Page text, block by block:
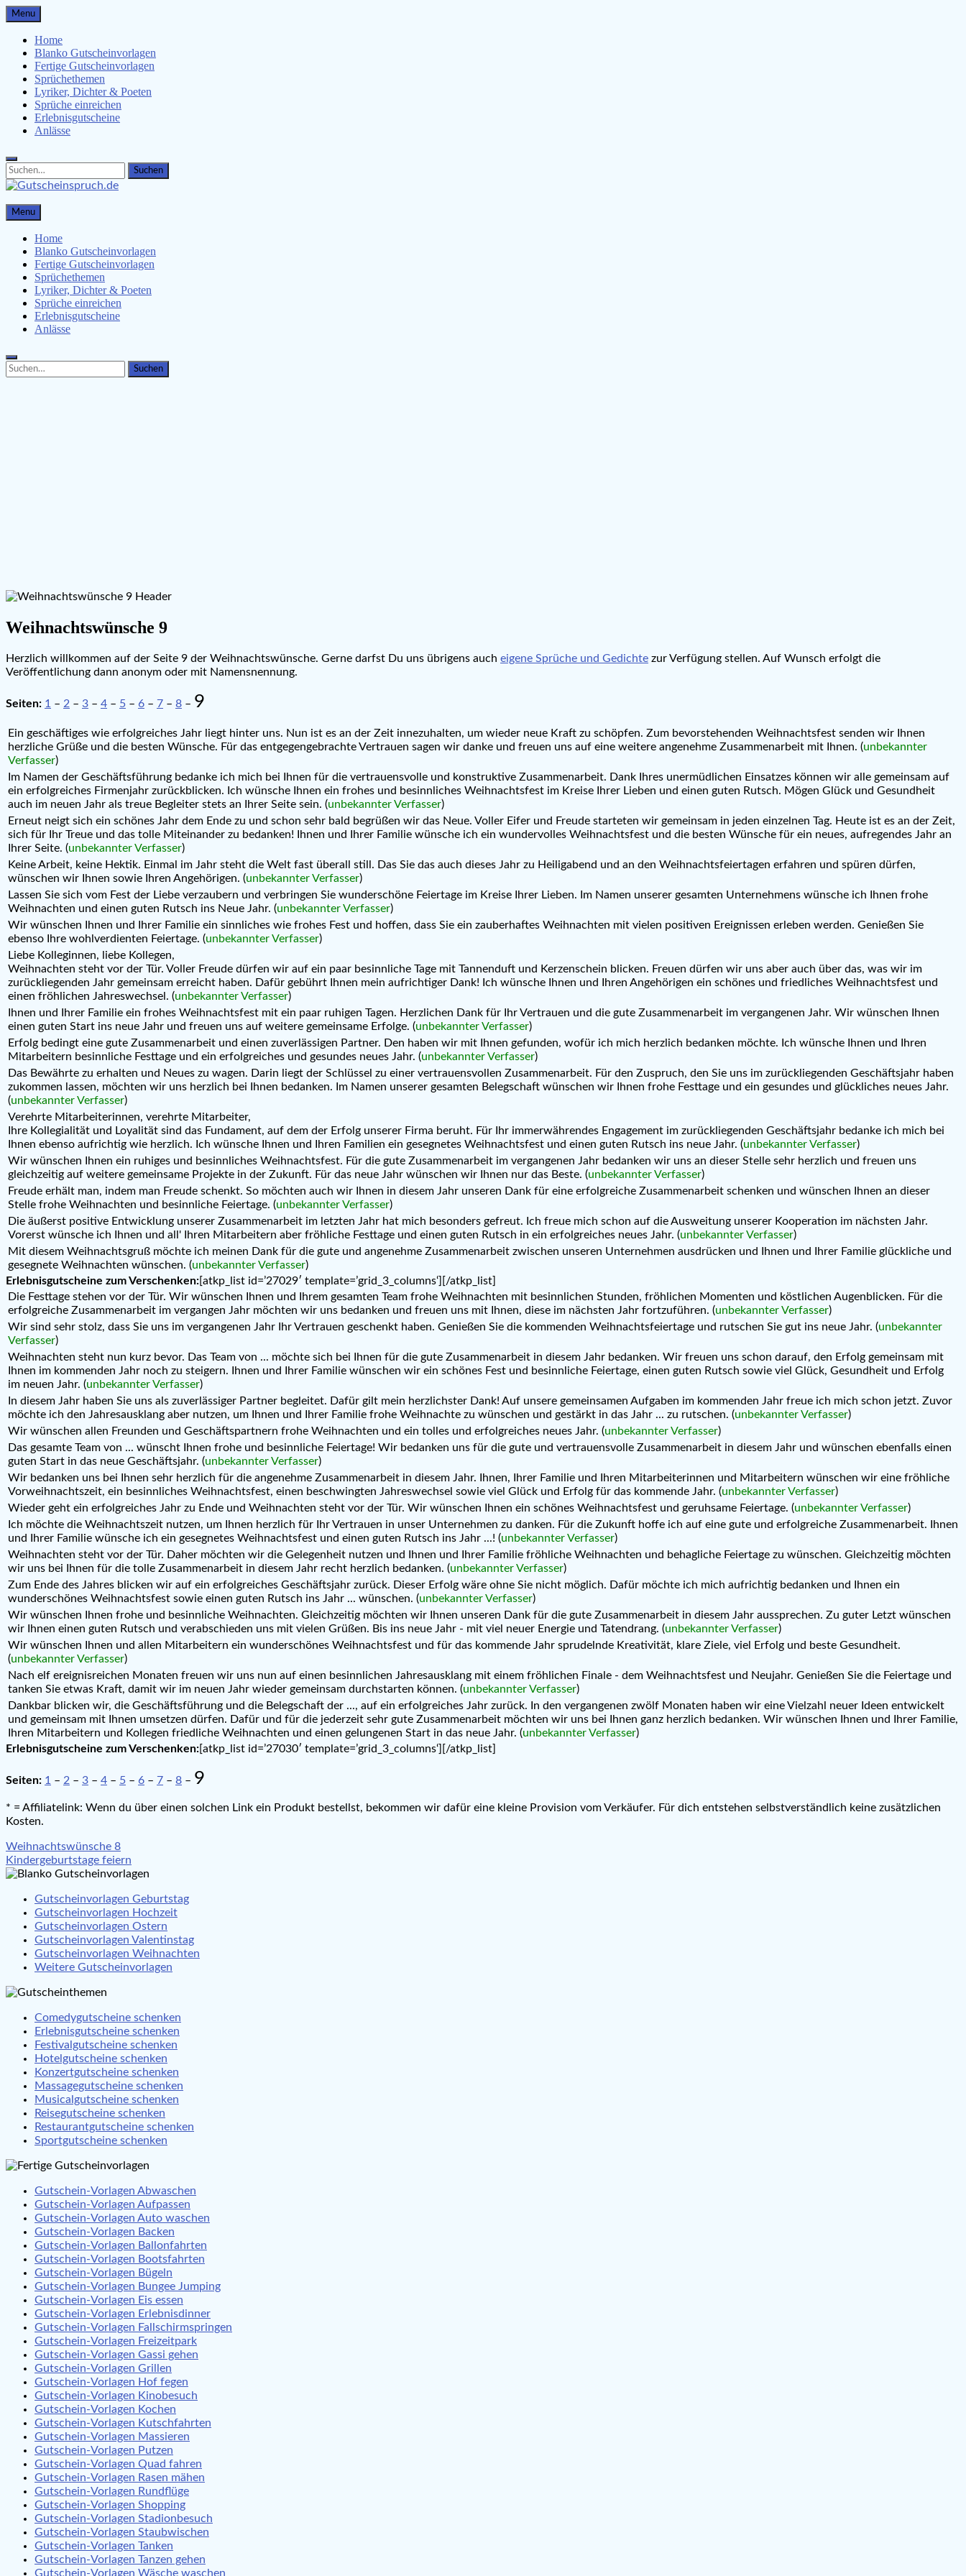
Skip
to
content
Menu
Home
Blanko Gutscheinvorlagen
Fertige Gutscheinvorlagen
Sprüchethemen
Lyriker, Dichter & Poeten
Sprüche einreichen
Erlebnisgutscheine
Anlässe
Search
for:
Search
Gutscheinspruch.de
Gutscheinsprüche & Gutscheinvorlagen finden
Menu
Home
Blanko Gutscheinvorlagen
Fertige Gutscheinvorlagen
Sprüchethemen
Lyriker, Dichter & Poeten
Sprüche einreichen
Erlebnisgutscheine
Anlässe
Search
for:
Search
Weihnachtswünsche 9
Herzlich willkommen auf der Seite 9 der Weihnachtswünsche. Gerne darfst Du uns übrigens auch eigene Sprüche und Gedichte zur Verfügung stellen. Auf Wunsch erfolgt die
Veröffentlichung dann anonym oder mit Namensnennung.
Seiten: 1 – 2 – 3 – 4 – 5 – 6 – 7 – 8 – 9
Ein geschäftiges wie erfolgreiches Jahr liegt hinter uns. Nun ist es an der Zeit innezuhalten, um wieder neue Kraft zu schöpfen. Zum bevorstehenden Weihnachtsfest senden wir Ihnen
herzliche Grüße und die besten Wünsche. Für das entgegengebrachte Vertrauen sagen wir danke und freuen uns auf eine weitere angenehme Zusammenarbeit mit Ihnen. (unbekannter
Verfasser)
Im Namen der Geschäftsführung bedanke ich mich bei Ihnen für die vertrauensvolle und konstruktive Zusammenarbeit. Dank Ihres unermüdlichen Einsatzes können wir alle gemeinsam auf
ein erfolgreiches Firmenjahr zurückblicken. Ich wünsche Ihnen ein frohes und besinnliches Weihnachtsfest im Kreise Ihrer Lieben und einen guten Rutsch. Mögen Glück und Gesundheit
auch im neuen Jahr als treue Begleiter stets an Ihrer Seite sein. (unbekannter Verfasser)
Erneut neigt sich ein schönes Jahr dem Ende zu und schon sehr bald begrüßen wir das Neue. Voller Eifer und Freude starteten wir gemeinsam in jeden einzelnen Tag. Heute ist es an der Zeit,
sich für Ihr Treue und das tolle Miteinander zu bedanken! Ihnen und Ihrer Familie wünsche ich ein wundervolles Weihnachtsfest und die besten Wünsche für ein neues, aufregendes Jahr an
Ihrer Seite. (unbekannter Verfasser)
Keine Arbeit, keine Hektik. Einmal im Jahr steht die Welt fast überall still. Das Sie das auch dieses Jahr zu Heiligabend und an den Weihnachtsfeiertagen erfahren und spüren dürfen,
wünschen wir Ihnen sowie Ihren Angehörigen. (unbekannter Verfasser)
Lassen Sie sich vom Fest der Liebe verzaubern und verbringen Sie wunderschöne Feiertage im Kreise Ihrer Lieben. Im Namen unserer gesamten Unternehmens wünsche ich Ihnen frohe
Weihnachten und einen guten Rutsch ins Neue Jahr. (unbekannter Verfasser)
Wir wünschen Ihnen und Ihrer Familie ein sinnliches wie frohes Fest und hoffen, dass Sie ein zauberhaftes Weihnachten mit vielen positiven Ereignissen erleben werden. Genießen Sie
ebenso Ihre wohlverdienten Feiertage. (unbekannter Verfasser)
Liebe Kolleginnen, liebe Kollegen,
Weihnachten steht vor der Tür. Voller Freude dürfen wir auf ein paar besinnliche Tage mit Tannenduft und Kerzenschein blicken. Freuen dürfen wir uns aber auch über das, was wir im
zurückliegenden Jahr gemeinsam erreicht haben. Dafür gebührt Ihnen mein aufrichtiger Dank! Ich wünsche Ihnen und Ihren Angehörigen ein schönes und friedliches Weihnachtsfest und
einen fröhlichen Jahreswechsel. (unbekannter Verfasser)
Ihnen und Ihrer Familie ein frohes Weihnachtsfest mit ein paar ruhigen Tagen. Herzlichen Dank für Ihr Vertrauen und die gute Zusammenarbeit im vergangenen Jahr. Wir wünschen Ihnen
einen guten Start ins neue Jahr und freuen uns auf weitere gemeinsame Erfolge. (unbekannter Verfasser)
Erfolg bedingt eine gute Zusammenarbeit und einen zuverlässigen Partner. Den haben wir mit Ihnen gefunden, wofür ich mich herzlich bedanken möchte. Ich wünsche Ihnen und Ihren
Mitarbeitern besinnliche Festtage und ein erfolgreiches und gesundes neues Jahr. (unbekannter Verfasser)
Das Bewährte zu erhalten und Neues zu wagen. Darin liegt der Schlüssel zu einer vertrauensvollen Zusammenarbeit. Für den Zuspruch, den Sie uns im zurückliegenden Geschäftsjahr haben
zukommen lassen, möchten wir uns herzlich bei Ihnen bedanken. Im Namen unserer gesamten Belegschaft wünschen wir Ihnen frohe Festtage und ein gesundes und glückliches neues Jahr.
(unbekannter Verfasser)
Verehrte Mitarbeiterinnen, verehrte Mitarbeiter,
Ihre Kollegialität und Loyalität sind das Fundament, auf dem der Erfolg unserer Firma beruht. Für Ihr immerwährendes Engagement im zurückliegenden Geschäftsjahr bedanke ich mich bei
Ihnen ebenso aufrichtig wie herzlich. Ich wünsche Ihnen und Ihren Familien ein gesegnetes Weihnachtsfest und einen guten Rutsch ins neue Jahr. (unbekannter Verfasser)
Wir wünschen Ihnen ein ruhiges und besinnliches Weihnachtsfest. Für die gute Zusammenarbeit im vergangenen Jahr bedanken wir uns an dieser Stelle sehr herzlich und freuen uns
gleichzeitig auf weitere gemeinsame Projekte in der Zukunft. Für das neue Jahr wünschen wir Ihnen nur das Beste. (unbekannter Verfasser)
Freude erhält man, indem man Freude schenkt. So möchten auch wir Ihnen in diesem Jahr unseren Dank für eine erfolgreiche Zusammenarbeit schenken und wünschen Ihnen an dieser
Stelle frohe Weihnachten und besinnliche Feiertage. (unbekannter Verfasser)
Die äußerst positive Entwicklung unserer Zusammenarbeit im letzten Jahr hat mich besonders gefreut. Ich freue mich schon auf die Ausweitung unserer Kooperation im nächsten Jahr.
Vorerst wünsche ich Ihnen und all' Ihren Mitarbeitern aber fröhliche Festtage und einen guten Rutsch in ein erfolgreiches neues Jahr. (unbekannter Verfasser)
Mit diesem Weihnachtsgruß möchte ich meinen Dank für die gute und angenehme Zusammenarbeit zwischen unseren Unternehmen ausdrücken und Ihnen und Ihrer Familie glückliche und
gesegnete Weihnachten wünschen. (unbekannter Verfasser)
Erlebnisgutscheine zum Verschenken:[atkp_list id=’27029′ template=’grid_3_columns‘][/atkp_list]
Die Festtage stehen vor der Tür. Wir wünschen Ihnen und Ihrem gesamten Team frohe Weihnachten mit besinnlichen Stunden, fröhlichen Momenten und köstlichen Augenblicken. Für die
erfolgreiche Zusammenarbeit im vergangen Jahr möchten wir uns bedanken und freuen uns mit Ihnen, diese im nächsten Jahr fortzuführen. (unbekannter Verfasser)
Wir sind sehr stolz, dass Sie uns im vergangenen Jahr Ihr Vertrauen geschenkt haben. Genießen Sie die kommenden Weihnachtsfeiertage und rutschen Sie gut ins neue Jahr. (unbekannter
Verfasser)
Weihnachten steht nun kurz bevor. Das Team von ... möchte sich bei Ihnen für die gute Zusammenarbeit in diesem Jahr bedanken. Wir freuen uns schon darauf, den Erfolg gemeinsam mit
Ihnen im kommenden Jahr noch zu steigern. Ihnen und Ihrer Familie wünschen wir ein schönes Fest und besinnliche Feiertage, einen guten Rutsch sowie viel Glück, Gesundheit und Erfolg
im neuen Jahr. (unbekannter Verfasser)
In diesem Jahr haben Sie uns als zuverlässiger Partner begleitet. Dafür gilt mein herzlichster Dank! Auf unsere gemeinsamen Aufgaben im kommenden Jahr freue ich mich schon jetzt. Zuvor
möchte ich den Jahresausklang aber nutzen, um Ihnen und Ihrer Familie frohe Weihnachte zu wünschen und gestärkt in das Jahr ... zu rutschen. (unbekannter Verfasser)
Wir wünschen allen Freunden und Geschäftspartnern frohe Weihnachten und ein tolles und erfolgreiches neues Jahr. (unbekannter Verfasser)
Das gesamte Team von ... wünscht Ihnen frohe und besinnliche Feiertage! Wir bedanken uns für die gute und vertrauensvolle Zusammenarbeit in diesem Jahr und wünschen ebenfalls einen
guten Start in das neue Geschäftsjahr. (unbekannter Verfasser)
Wir bedanken uns bei Ihnen sehr herzlich für die angenehme Zusammenarbeit in diesem Jahr. Ihnen, Ihrer Familie und Ihren Mitarbeiterinnen und Mitarbeitern wünschen wir eine fröhliche
Vorweihnachtszeit, ein besinnliches Weihnachtsfest, einen beschwingten Jahreswechsel sowie viel Glück und Erfolg für das kommende Jahr. (unbekannter Verfasser)
Wieder geht ein erfolgreiches Jahr zu Ende und Weihnachten steht vor der Tür. Wir wünschen Ihnen ein schönes Weihnachtsfest und geruhsame Feiertage. (unbekannter Verfasser)
Ich möchte die Weihnachtszeit nutzen, um Ihnen herzlich für Ihr Vertrauen in unser Unternehmen zu danken. Für die Zukunft hoffe ich auf eine gute und erfolgreiche Zusammenarbeit. Ihnen
und Ihrer Familie wünsche ich ein gesegnetes Weihnachtsfest und einen guten Rutsch ins Jahr ...! (unbekannter Verfasser)
Weihnachten steht vor der Tür. Daher möchten wir die Gelegenheit nutzen und Ihnen und Ihrer Familie fröhliche Weihnachten und behagliche Feiertage zu wünschen. Gleichzeitig möchten
wir uns bei Ihnen für die tolle Zusammenarbeit in diesem Jahr recht herzlich bedanken. (unbekannter Verfasser)
Zum Ende des Jahres blicken wir auf ein erfolgreiches Geschäftsjahr zurück. Dieser Erfolg wäre ohne Sie nicht möglich. Dafür möchte ich mich aufrichtig bedanken und Ihnen ein
wunderschönes Weihnachtsfest sowie einen guten Rutsch ins Jahr ... wünschen. (unbekannter Verfasser)
Wir wünschen Ihnen frohe und besinnliche Weihnachten. Gleichzeitig möchten wir Ihnen unseren Dank für die gute Zusammenarbeit in diesem Jahr aussprechen. Zu guter Letzt wünschen
wir Ihnen einen guten Rutsch und verabschieden uns mit vielen Grüßen. Bis ins neue Jahr - mit viel neuer Energie und Tatendrang. (unbekannter Verfasser)
Wir wünschen Ihnen und allen Mitarbeitern ein wunderschönes Weihnachtsfest und für das kommende Jahr sprudelnde Kreativität, klare Ziele, viel Erfolg und beste Gesundheit.
(unbekannter Verfasser)
Nach elf ereignisreichen Monaten freuen wir uns nun auf einen besinnlichen Jahresausklang mit einem fröhlichen Finale - dem Weihnachtsfest und Neujahr. Genießen Sie die Feiertage und
tanken Sie etwas Kraft, damit wir im neuen Jahr wieder gemeinsam durchstarten können. (unbekannter Verfasser)
Dankbar blicken wir, die Geschäftsführung und die Belegschaft der ..., auf ein erfolgreiches Jahr zurück. In den vergangenen zwölf Monaten haben wir eine Vielzahl neuer Ideen entwickelt
und gemeinsam mit Ihnen umsetzen dürfen. Dafür und für die jederzeit sehr gute Zusammenarbeit möchten wir uns bei Ihnen ganz herzlich bedanken. Wir wünschen Ihnen und Ihrer Familie,
Ihren Mitarbeitern und Kollegen friedliche Weihnachten und einen gelungenen Start in das neue Jahr. (unbekannter Verfasser)
Erlebnisgutscheine zum Verschenken:[atkp_list id=’27030′ template=’grid_3_columns‘][/atkp_list]
Seiten: 1 – 2 – 3 – 4 – 5 – 6 – 7 – 8 – 9
* = Affiliatelink: Wenn du über einen solchen Link ein Produkt bestellst, bekommen wir dafür eine kleine Provision vom Verkäufer. Für dich entstehen selbstverständlich keine zusätzlichen
Kosten.
Beitragsnavigation
Weihnachtswünsche 8
Kindergeburtstage feiern
Gutscheinvorlagen Geburtstag
Gutscheinvorlagen Hochzeit
Gutscheinvorlagen Ostern
Gutscheinvorlagen Valentinstag
Gutscheinvorlagen Weihnachten
Weitere Gutscheinvorlagen
Comedygutscheine schenken
Erlebnisgutscheine schenken
Festivalgutscheine schenken
Hotelgutscheine schenken
Konzertgutscheine schenken
Massagegutscheine schenken
Musicalgutscheine schenken
Reisegutscheine schenken
Restaurantgutscheine schenken
Sportgutscheine schenken
Gutschein-Vorlagen Abwaschen
Gutschein-Vorlagen Aufpassen
Gutschein-Vorlagen Auto waschen
Gutschein-Vorlagen Backen
Gutschein-Vorlagen Ballonfahrten
Gutschein-Vorlagen Bootsfahrten
Gutschein-Vorlagen Bügeln
Gutschein-Vorlagen Bungee Jumping
Gutschein-Vorlagen Eis essen
Gutschein-Vorlagen Erlebnisdinner
Gutschein-Vorlagen Fallschirmspringen
Gutschein-Vorlagen Freizeitpark
Gutschein-Vorlagen Gassi gehen
Gutschein-Vorlagen Grillen
Gutschein-Vorlagen Hof fegen
Gutschein-Vorlagen Kinobesuch
Gutschein-Vorlagen Kochen
Gutschein-Vorlagen Kutschfahrten
Gutschein-Vorlagen Massieren
Gutschein-Vorlagen Putzen
Gutschein-Vorlagen Quad fahren
Gutschein-Vorlagen Rasen mähen
Gutschein-Vorlagen Rundflüge
Gutschein-Vorlagen Shopping
Gutschein-Vorlagen Stadionbesuch
Gutschein-Vorlagen Staubwischen
Gutschein-Vorlagen Tanken
Gutschein-Vorlagen Tanzen gehen
Gutschein-Vorlagen Wäsche waschen